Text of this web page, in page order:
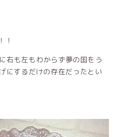
！
右も左もわからず夢の国をう
するだけの存在だったとい